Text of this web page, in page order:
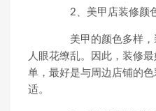
2、美甲店装修颜
美甲的颜色多样，
人眼花缭乱。因此，装修
单，最好是与周边店铺的
适。